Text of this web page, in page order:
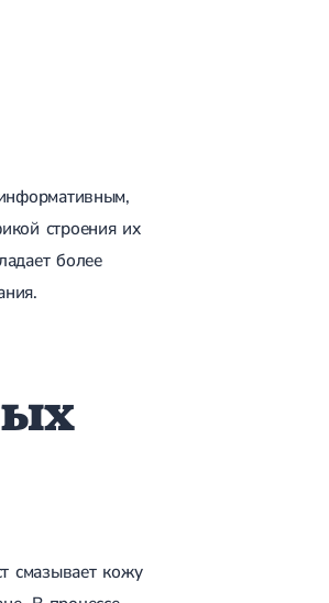
строения их
более
смазывает кожу